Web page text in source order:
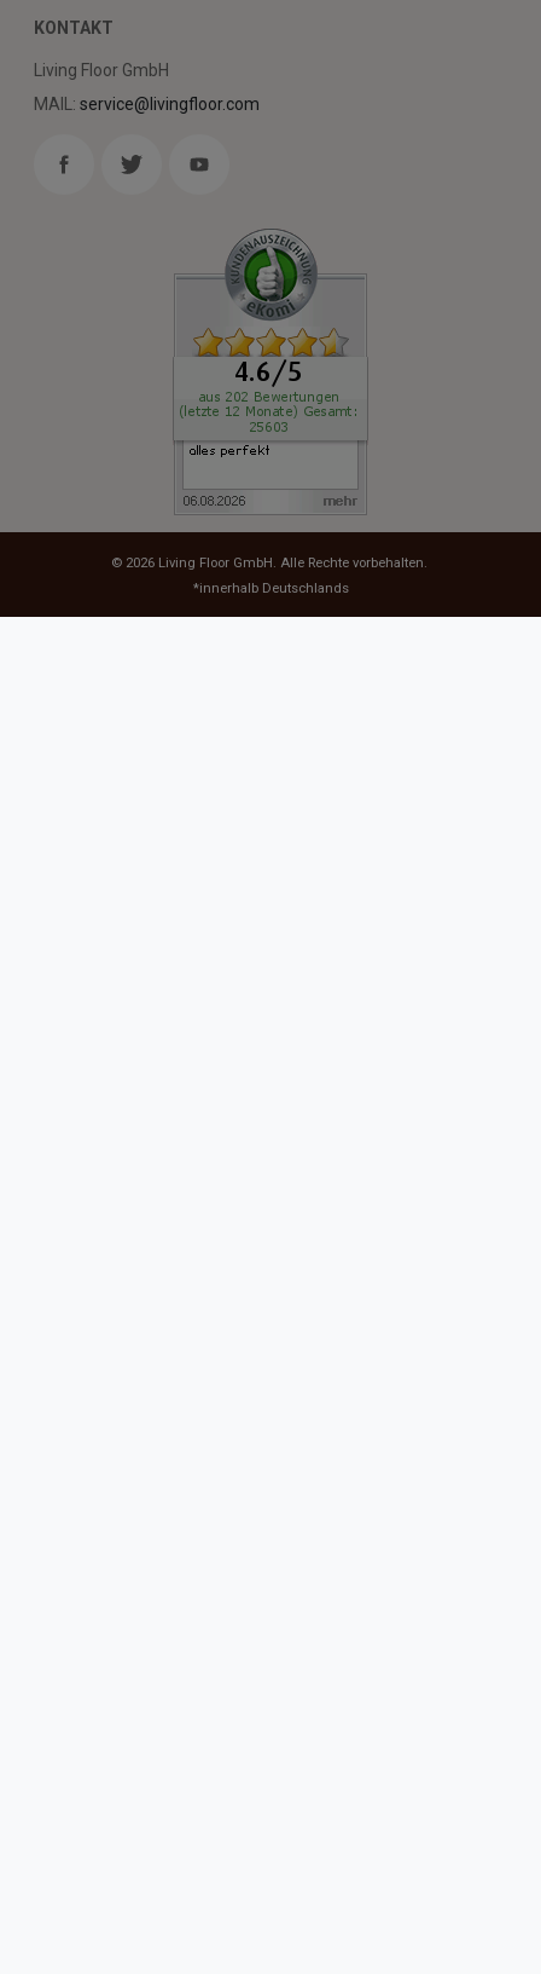
KONTAKT
Living Floor GmbH
MAIL: service@livingfloor.com
© 2026 Living Floor GmbH . Alle Rechte vorbehalten.
*innerhalb Deutschlands